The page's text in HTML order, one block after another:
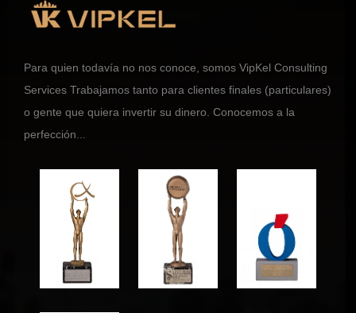
Para quien todavía no nos conoce, somos VipKel Consulting
Services Trabajamos tanto para clientes finales (particulares)
o gente que quiera invertir su dinero. Conocemos a la
perfección...